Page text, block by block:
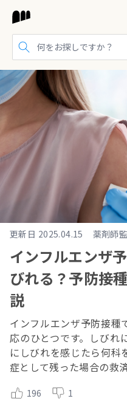
検索する
更新日 2025.04.15 薬剤師
インフルエンザ
びれる？予防接
説
インフルエンザ予防接種
応のひとつです。しびれ
にしびれを感じたら何科
症として残った場合の救
196 1